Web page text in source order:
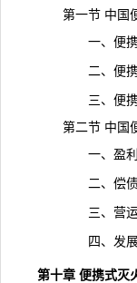
第一节 中国便
一、便携式
二、便携式
三、便携式
第二节 中国便
一、盈利
二、偿债
三、营运
四、发展
第十章 便携式灭